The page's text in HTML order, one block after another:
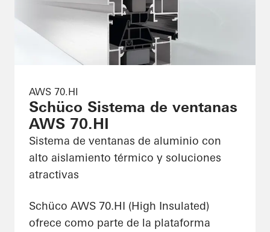
AWS 70.HI
Schüco Sistema de ventanas
AWS 70.HI
Sistema de ventanas de aluminio con
alto aislamiento térmico y soluciones
atractivas
Schüco AWS 70.HI (High Insulated)
ofrece como parte de la plataforma